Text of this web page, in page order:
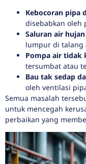
Kebocoran pipa
disebabkan oleh
Saluran air
lumpur di talang
Pompa air tidak
tersumbat atau
Bau tak sedap
oleh ventilasi
Semua masalah
untuk mencegah
perbaikan yang